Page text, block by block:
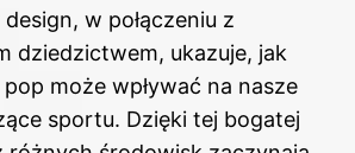
w połączeniu z
dziedzictwem, ukazuje, jak
może wpływać na nasze
sportu. Dzięki tej bogatej